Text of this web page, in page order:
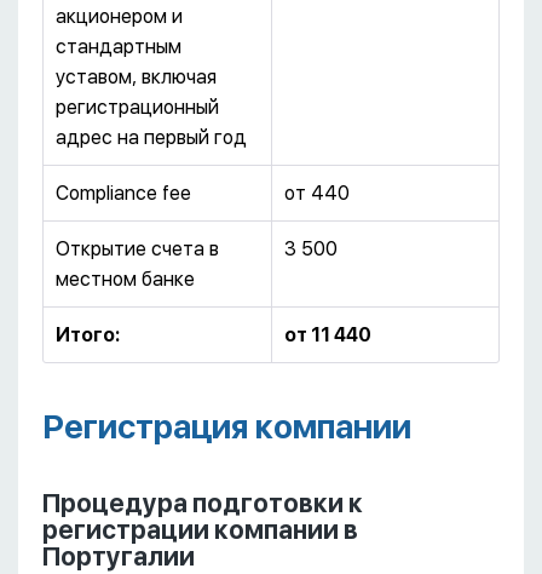
акционером и
стандартным
уставом, включая
регистрационный
адрес на первый год
Compliance fee от 440
Открытие счета в
местном банке
3 500
Итого: от 11 440
Регистрация компании
Процедура подготовки к
регистрации компании в
Португалии